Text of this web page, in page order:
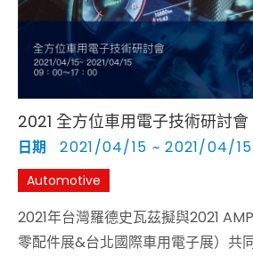
師，將在議程最後為用戶闡述測試介
2021 全方位車用電子技術研討會
日期 2021/04/15 ~ 2021/04/15
Automotive
2021年台灣羅德史瓦茲擬與2021
零配件展&台北國際車用電子展）共